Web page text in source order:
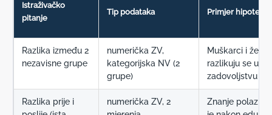
Istraživačko
pitanje
Tip podataka Primjer hipoteze
Razlika između 2
nezavisne grupe
numerička ZV,
kategorijska NV (2
grupe)
Muškarci i žene
razlikuju se u
zadovoljstvu
Razlika prije i
numerička ZV, 2
Znanje